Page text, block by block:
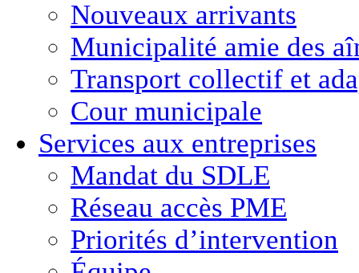
Nouveaux arrivants
Municipalité amie des
Transport collectif et
Cour municipale
Services aux entreprises
Mandat du SDLE
Réseau accès PME
Priorités d’intervention